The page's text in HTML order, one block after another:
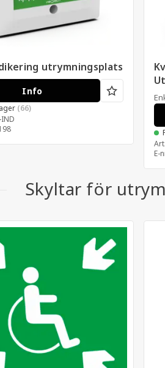
utrymningsplats
Info
(66)
E-
Skyltar för